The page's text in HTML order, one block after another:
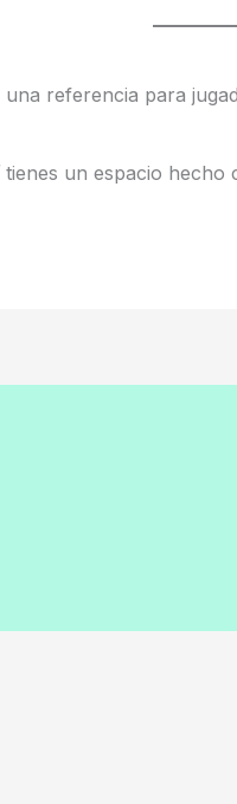
referencia para
un espacio hecho